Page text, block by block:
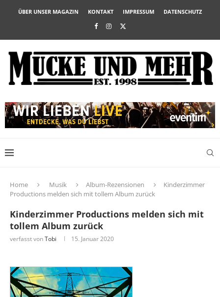
ÜBER UNSER MAGAZIN KONTAKT IMPRESSUM DATENSCHUTZ
Home Musik Album-Rezensionen
Kinderzimmer
Productions melden sich mit tollem Album zurück
Kinderzimmer Productions melden sich mit
tollem Album zurück
verfasst vonTobi 15. Januar 2020